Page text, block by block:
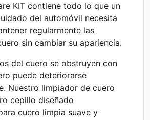
KIT contiene todo lo que un
del automóvil necesita
regularmente las
sin cambiar su apariencia.
del cuero se obstruyen con
puede deteriorarse
Nuestro limpiador de cuero
cepillo diseñado
cuero limpia suave y